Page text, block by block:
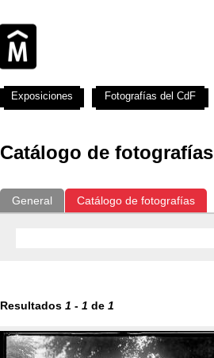
Catálogo de fotografías
General Catálogo de fotografías
Resultados 1 - 1 de 1
Exposiciones Fotografías del CdF